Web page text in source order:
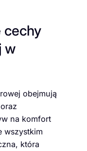
cechy
w
obejmują
na komfort
wszystkim
która